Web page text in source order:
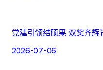
党建引领结硕果 双奖齐辉
2026-07-06